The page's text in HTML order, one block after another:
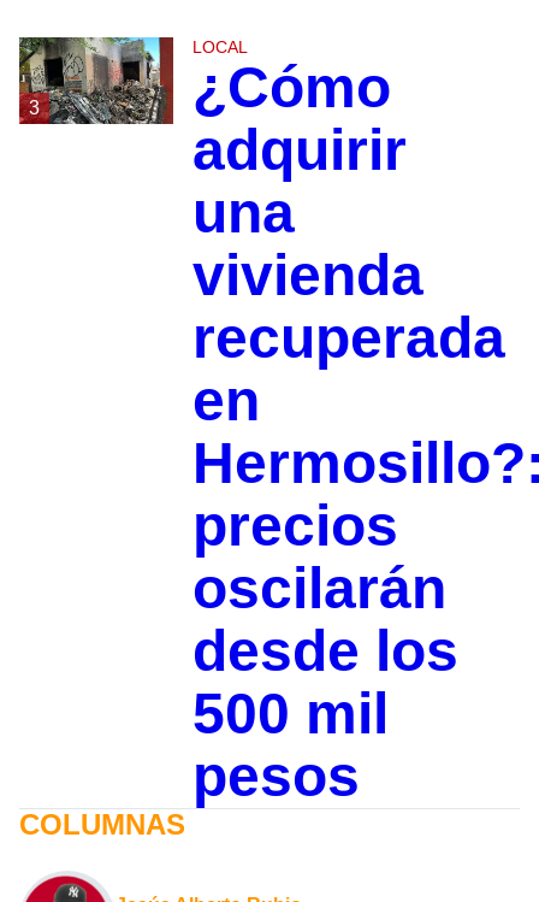
3
LOCAL
¿Cómo
adquirir
una
vivienda
recuperada
en
precios
oscilarán
desde los
500 mil
pesos
COLUMNAS